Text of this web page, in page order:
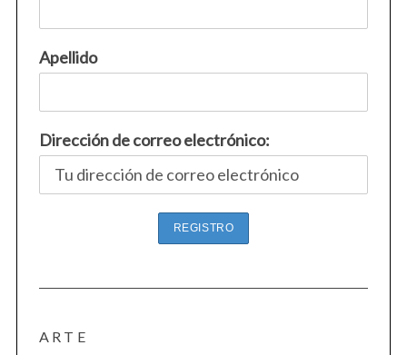
Apellido
Dirección de correo electrónico:
ARTE